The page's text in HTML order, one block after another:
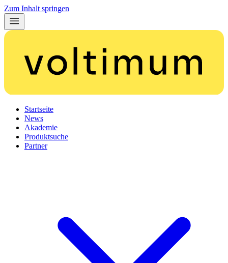
Zum Inhalt springen
Startseite
News
Akademie
Produktsuche
Partner